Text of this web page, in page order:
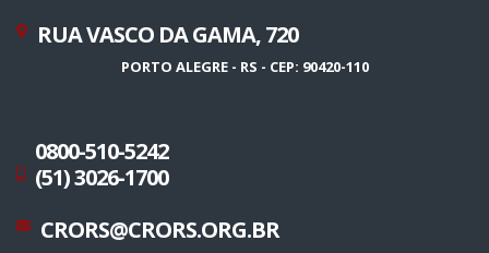
RUA VASCO DA GAMA, 720
PORTO ALEGRE - RS - CEP: 90420-110
0800-510-5242
(51) 3026-1700
CRORS@CRORS.ORG.BR